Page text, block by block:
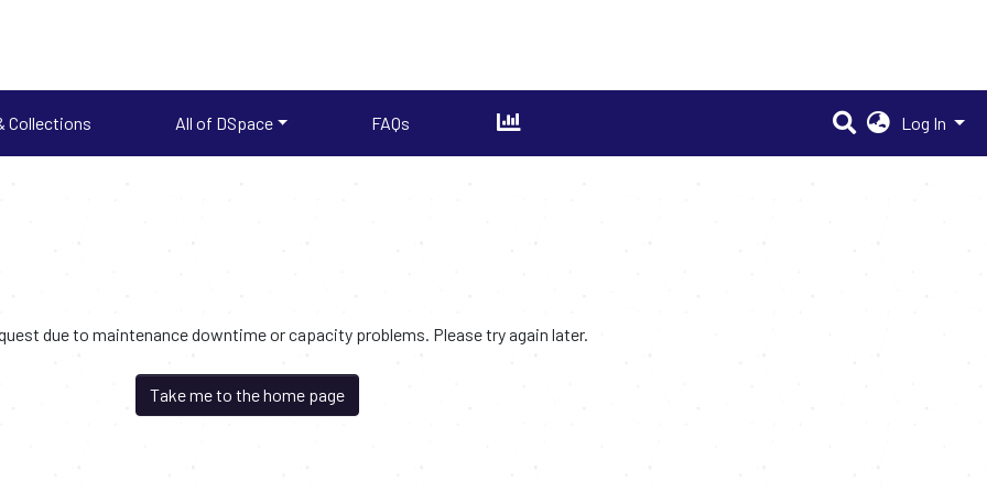
Collections All of DSpace FAQs Log In
due to maintenance downtime or capacity problems. Please try again later.
Take me to the home page